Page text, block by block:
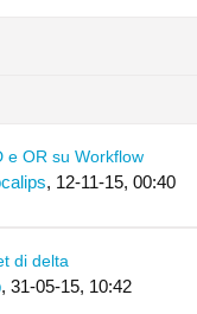
e OR su Workflow
, 12-11-15, 00:40
di delta
, 31-05-15, 10:42